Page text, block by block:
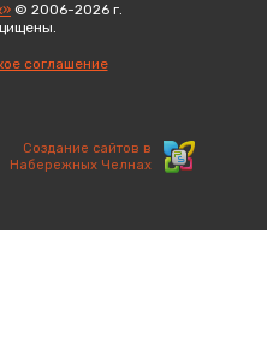
© 2006-2026 г.
соглашение
Создание сайтов в
Набережных Челнах